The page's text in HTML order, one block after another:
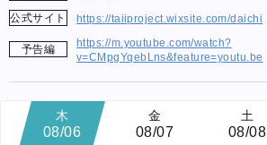
公式サイト
https://taiiproject.wixsite.com/daichi
予告編
https://m.youtube.com/watch?
v=CMpgYqebLns&feature=youtu.be
木
08/06
金
08/07
土
08/08